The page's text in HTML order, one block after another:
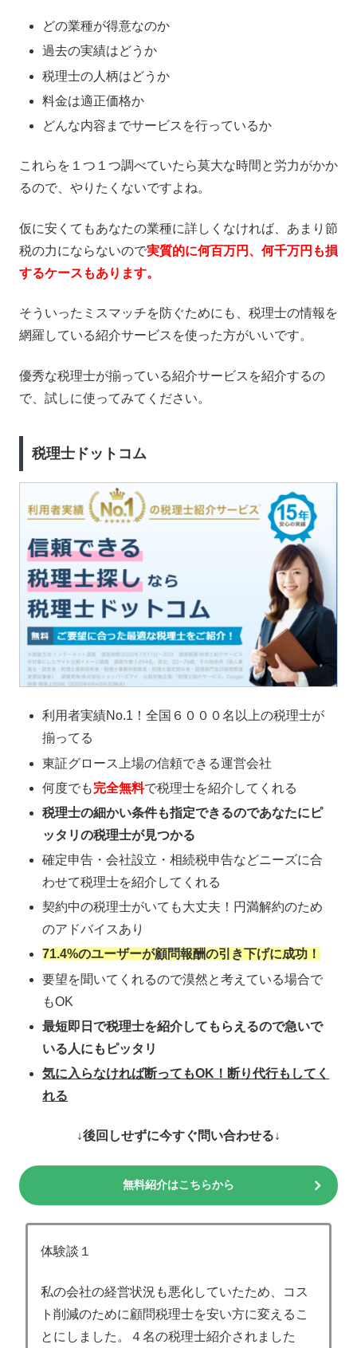
どの業種が得意なのか
過去の実績はどうか
税理士の人柄はどうか
料金は適正価格か
どんな内容までサービスを行っているか
これらを１つ１つ調べていたら莫大な時間と労力がかか
るので、やりたくないですよね。
仮に安くてもあなたの業種に詳しくなければ、あまり節
税の力にならないので実質的に何百万円、何千万円も損
するケースもあります。
そういったミスマッチを防ぐためにも、税理士の情報を
網羅している紹介サービスを使った方がいいです。
優秀な税理士が揃っている紹介サービスを紹介するの
で、試しに使ってみてください。
税理士ドットコム
利用者実績No.1！全国６０００名以上の税理士が
揃ってる
東証グロース上場の信頼できる運営会社
何度でも完全無料で税理士を紹介してくれる
税理士の細かい条件も指定できるのであなたにピ
ッタリの税理士が見つかる
確定申告・会社設立・相続税申告などニーズに合
わせて税理士を紹介してくれる
契約中の税理士がいても大丈夫！円満解約のため
のアドバイスあり
71.4%のユーザーが顧問報酬の引き下げに成功！
要望を聞いてくれるので漠然と考えている場合で
もOK
最短即日で税理士を紹介してもらえるので急いで
いる人にもピッタリ
気に入らなければ断ってもOK！断り代行もしてく
れる
↓後回しせずに今すぐ問い合わせる↓
無料紹介はこちらから
体験談１
私の会社の経営状況も悪化していたため、コス
ト削減のために顧問税理士を安い方に変えるこ
とにしました。４名の税理士紹介されました